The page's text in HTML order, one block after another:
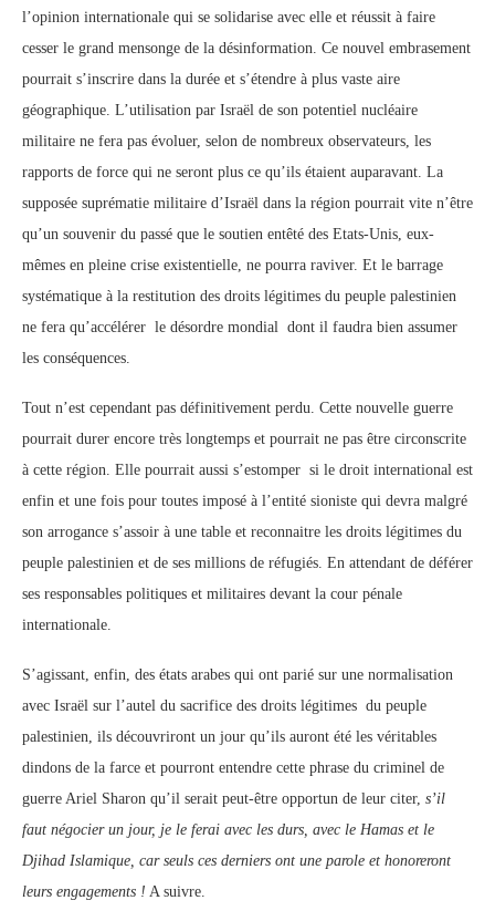
l’opinion internationale qui se solidarise avec elle et réussit à faire
cesser le grand mensonge de la désinformation. Ce nouvel embrasement
pourrait s’inscrire dans la durée et s’étendre à plus vaste aire
géographique. L’utilisation par Israël de son potentiel nucléaire
militaire ne fera pas évoluer, selon de nombreux observateurs, les
rapports de force qui ne seront plus ce qu’ils étaient auparavant. La
supposée suprématie militaire d’Israël dans la région pourrait vite n’être
qu’un souvenir du passé que le soutien entêté des Etats-Unis, eux-
mêmes en pleine crise existentielle, ne pourra raviver. Et le barrage
systématique à la restitution des droits légitimes du peuple palestinien
ne fera qu’accélérer le désordre mondial dont il faudra bien assumer
les conséquences.
Tout n’est cependant pas définitivement perdu. Cette nouvelle guerre
pourrait durer encore très longtemps et pourrait ne pas être circonscrite
à cette région. Elle pourrait aussi s’estomper si le droit international est
enfin et une fois pour toutes imposé à l’entité sioniste qui devra malgré
son arrogance s’assoir à une table et reconnaitre les droits légitimes du
peuple palestinien et de ses millions de réfugiés. En attendant de déférer
ses responsables politiques et militaires devant la cour pénale
internationale.
S’agissant, enfin, des états arabes qui ont parié sur une normalisation
avec Israël sur l’autel du sacrifice des droits légitimes du peuple
palestinien, ils découvriront un jour qu’ils auront été les véritables
dindons de la farce et pourront entendre cette phrase du criminel de
guerre Ariel Sharon qu’il serait peut-être opportun de leur citer, s’il
faut négocier un jour, je le ferai avec les durs, avec le Hamas et le
Djihad Islamique, car seuls ces derniers ont une parole et honoreront
leurs engagements ! A suivre.